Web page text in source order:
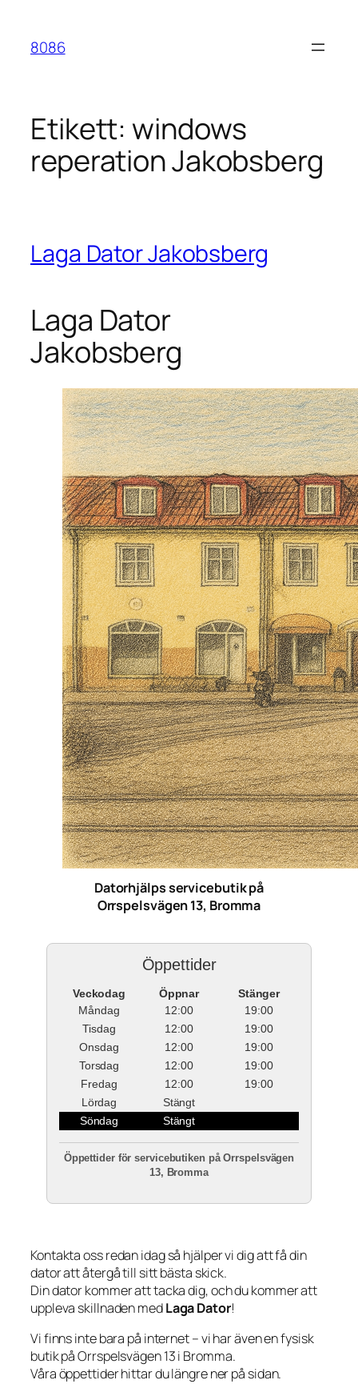
innehåll
8086
Etikett:windows
reperation Jakobsberg
Laga Dator Jakobsberg
Laga Dator
Jakobsberg
Datorhjälps servicebutik på
Orrspelsvägen 13, Bromma
Öppettider
Veckodag Öppnar
Stänger
Måndag
12:00
19:00
Tisdag
12:00
19:00
Onsdag
12:00
19:00
Torsdag
12:00
19:00
Fredag
12:00
19:00
Lördag
Stängt
Söndag
Stängt
Öppettider för servicebutiken på Orrspelsvägen
13, Bromma
Kontakta oss redan idag så hjälper vi dig att få din
dator att återgå till sitt bästa skick.
Din dator kommer att tacka dig, och du kommer att
uppleva skillnaden medLaga Dator!
Vi finns inte bara på internet – vi har även en fysisk
butik på Orrspelsvägen 13 i Bromma.
Våra öppettider hittar du längre ner på sidan.